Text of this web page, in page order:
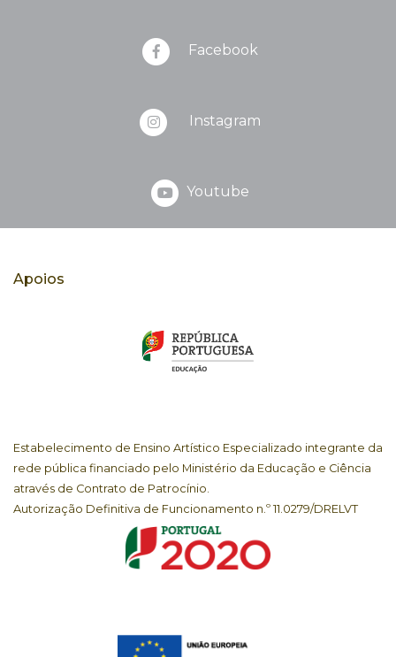
Facebook
Instagram
Youtube
Apoios
Estabelecimento de Ensino Artístico Especializado integrante da
rede pública financiado pelo Ministério da Educação e Ciência
através de Contrato de Patrocínio.
Autorização Definitiva de Funcionamento n.º 11.0279/DRELVT